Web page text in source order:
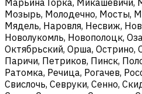
Мозырь, Молодечно, Мосты,
Мядель, Наровля, Несвиж,
Новолукомль, Новополоцк,
Октябрьский, Орша, Острино,
Паричи, Петриков, Пинск,
Ратомка, Речица, Рогачев,
Свислочь, Севруки, Сенно,